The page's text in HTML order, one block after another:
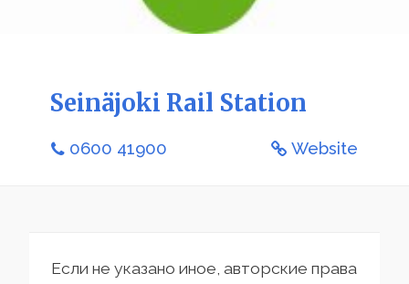
Seinäjoki Rail Station
0600 41900 Website
Если не указано иное, авторские права